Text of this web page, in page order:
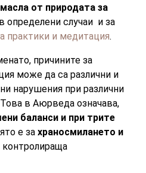
от природата за
определени случаи и за
практики и медитация.
причините за
може да са различни и
нарушения при различни
в Аюрведа означава,
баланси и при трите
е захраносмилането и
контролираща